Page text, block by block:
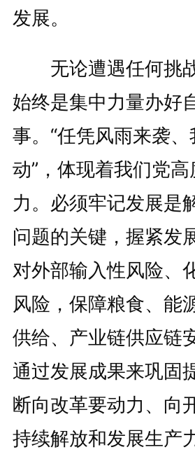
发展。
无论遭遇任何挑
始终是集中力量办好
事。“任凭风雨来袭
动”，体现着我们党
力。必须牢记发展是
问题的关键，握紧发
对外部输入性风险、
风险，保障粮食、能
供给、产业链供应链
通过发展成果来巩固
断向改革要动力、向
持续解放和发展生产